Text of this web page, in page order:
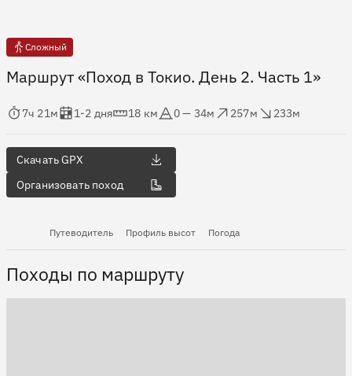
Сложный
Маршрут «Поход в Токио. День 2. Часть 1»
в пути
7ч 21м
Оценка в днях
1-2 дня
Дистанция
18 км
Абсолютная высота
0 — 34м
Набор высоты
257м
Сброс высоты
233м
Скачать GPX
Организовать поход
Путеводитель Профиль высот Погода
Походы по маршруту